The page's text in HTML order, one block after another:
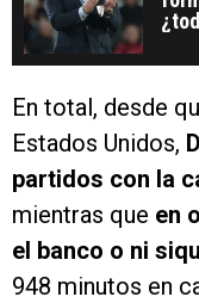
En total, desde
Estados Unidos,
partidos con la
mientras que en
el banco o ni
948 minutos en